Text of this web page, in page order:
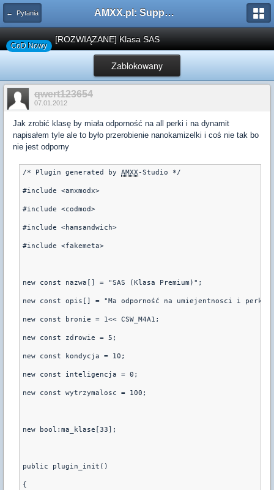
← Pytania AMXX.pl: Support AMX Mod X i SourceMod
CoD Nowy
[ROZWIĄZANE] Klasa SAS
Zablokowany
qwert123654
07.01.2012
Jak zrobić klasę by miała odporność na all perki i na dynamit
napisałem tyle ale to było przerobienie nanokamizelki i coś nie tak bo
nie jest odporny
/* Plugin generated by AMXX-Studio */
#include <amxmodx>
#include <codmod>
#include <hamsandwich>
#include <fakemeta>
new const nazwa[] = "SAS (Klasa Premium)";
new const opis[] = "Ma odporność na umiejentnosci i perki
new const bronie = 1<< CSW_M4A1;
new const zdrowie = 5;
new const kondycja = 10;
new const inteligencja = 0;
new const wytrzymalosc = 100;
new bool:ma_klase[33];
public plugin_init()
{